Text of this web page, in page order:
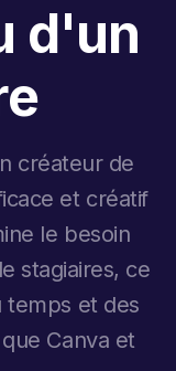
d'un
créateur de
et créatif
le besoin
stagiaires, ce
temps et des
Canva et